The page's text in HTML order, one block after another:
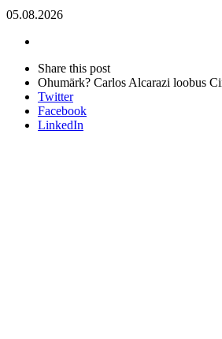
05.08.2026
post
Share this postClose
sharing
Ohumärk? Carlos Alcarazi loobus
Twitter
Facebook
LinkedIn